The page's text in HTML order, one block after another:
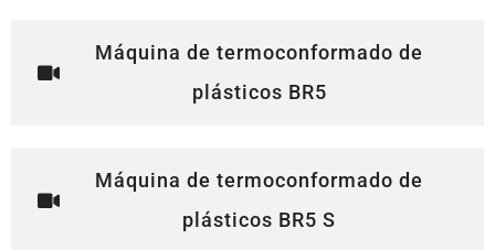
Máquina de termoconformado de
plásticos BR5
Máquina de termoconformado de
plásticos BR5 S